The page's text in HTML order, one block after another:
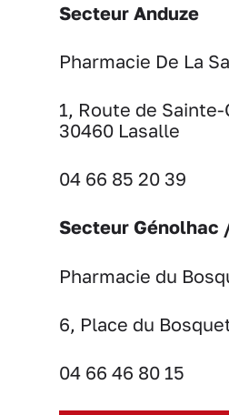
Secteur Anduze
Pharmacie De La
1, Route de
30460 Lasalle
04 66 85 20 39
Secteur
Pharmacie du
6, Place du
04 66 46 80 15